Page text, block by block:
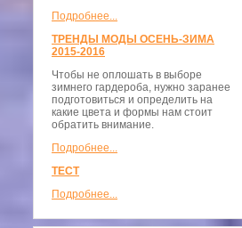
Подробнее...
ТРЕНДЫ МОДЫ ОСЕНЬ-ЗИМА
2015-2016
Чтобы не оплошать в выборе
зимнего гардероба, нужно заранее
подготовиться и определить на
какие цвета и формы нам стоит
обратить внимание.
Подробнее...
ТЕСТ
Подробнее...